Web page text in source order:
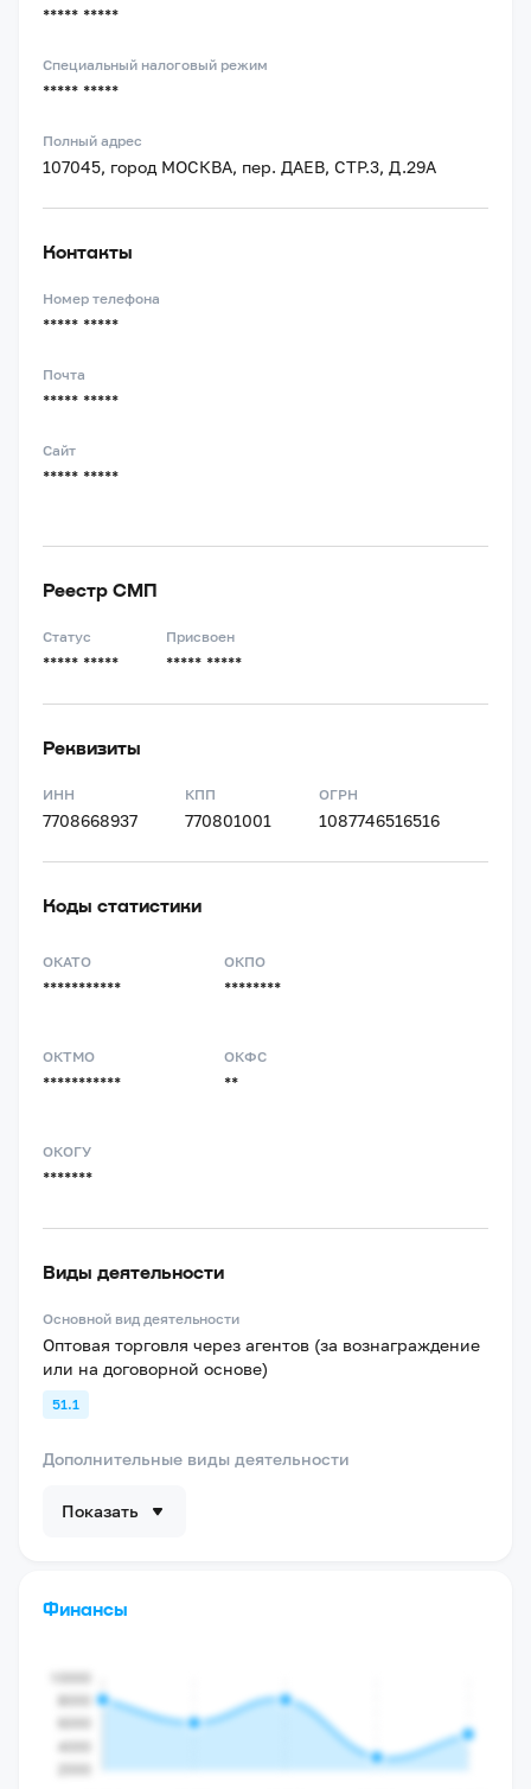
***** *****
Специальный налоговый режим
***** *****
Полный адрес
107045, город МОСКВА, пер. ДАЕВ, СТР.3, Д.29А
Контакты
Номер телефона
***** *****
Почта
***** *****
Сайт
***** *****
Реестр СМП
Статус
***** *****
Присвоен
***** *****
Реквизиты
ИНН
7708668937
КПП
770801001
ОГРН
1087746516516
Коды статистики
ОКАТО
***********
ОКПО
********
ОКТМО
***********
ОКФС
**
ОКОГУ
*******
Виды деятельности
Основной вид деятельности
Оптовая торговля через агентов (за вознаграждение
или на договорной основе)
51.1
Дополнительные виды деятельности
Показать
Финансы